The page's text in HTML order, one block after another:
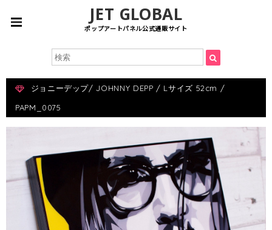
JET GLOBAL
ポップアートパネル公式通販サイト
ジョニーデップ/ JOHNNY DEPP / Lサイズ 52cm /
PAPM_0075